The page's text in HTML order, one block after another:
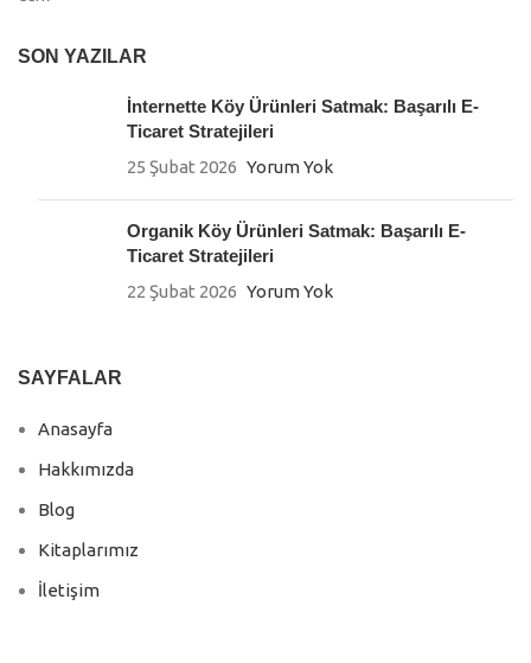
SON YAZILAR
İnternette Köy Ürünleri Satmak: Başarılı E-
Ticaret Stratejileri
25 Şubat 2026 Yorum Yok
Organik Köy Ürünleri Satmak: Başarılı E-
Ticaret Stratejileri
22 Şubat 2026 Yorum Yok
SAYFALAR
Anasayfa
Hakkımızda
Blog
Kitaplarımız
İletişim